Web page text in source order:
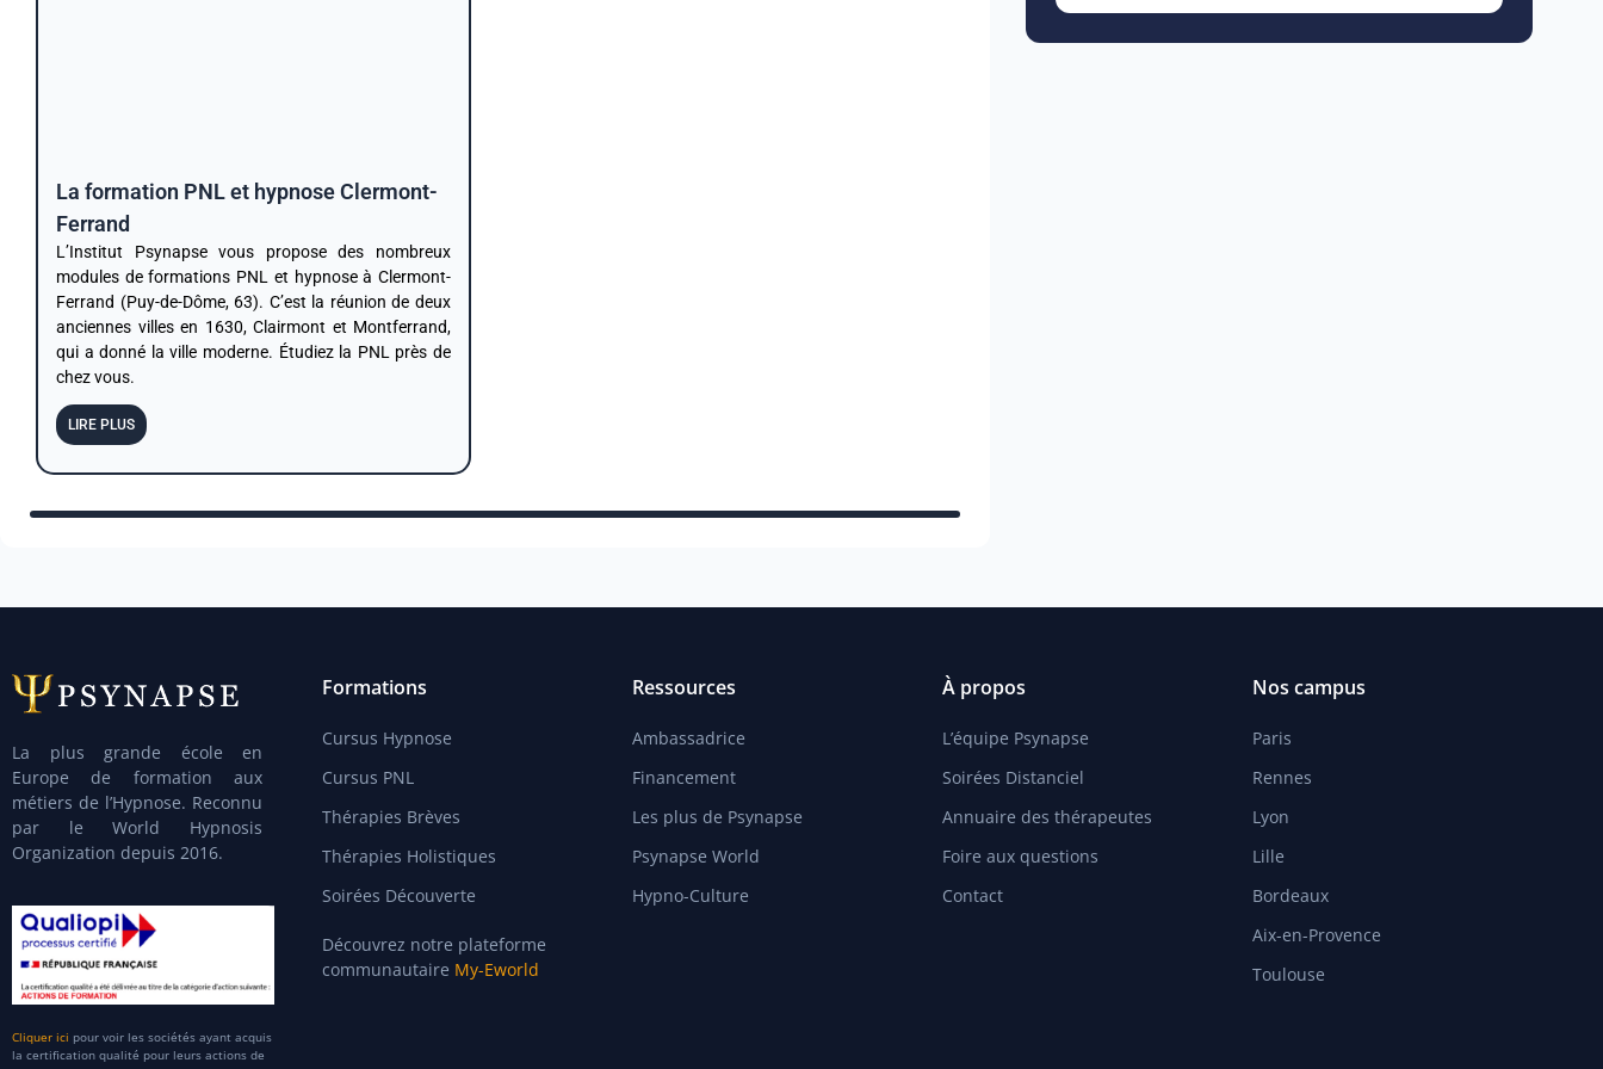
La formation PNL et hypnose Clermont-
Ferrand
L’Institut Psynapse vous propose des nombreux
modules de formations PNL et hypnose à Clermont-
Ferrand (Puy-de-Dôme, 63). C’est la réunion de deux
anciennes villes en 1630, Clairmont et Montferrand,
qui a donné la ville moderne. Étudiez la PNL près de
chez vous.
LIRE PLUS
La plus grande école en
Europe de formation aux
métiers de l’Hypnose. Reconnu
par le World Hypnosis
Organization depuis 2016.
Cliquer ici pour voir les sociétés ayant acquis
la certification qualité pour leurs actions de
Formations
Cursus Hypnose
Cursus PNL
Thérapies Brèves
Thérapies Holistiques
Soirées Découverte
Découvrez notre plateforme
communautaire My-Eworld
Ressources
Ambassadrice
Financement
Les plus de Psynapse
Psynapse World
Hypno-Culture
À propos
L’équipe Psynapse
Soirées Distanciel
Annuaire des thérapeutes
Foire aux questions
Contact
Nos campus
Paris
Rennes
Lyon
Lille
Bordeaux
Aix-en-Provence
Toulouse